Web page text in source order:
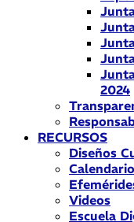
2024
RECURSOS
Diseños
Videos
Escuela